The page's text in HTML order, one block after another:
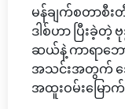
မန်ချက်စတာစီ
ဒါစ်ဟာ ပြီးခဲ့
ဆယ်နဲ့ ကာရာဘေ
အသင်းအတွက် အေ
အထူးဝမ်းမြော